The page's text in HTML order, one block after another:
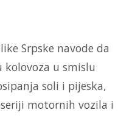
Srpske navode da
u smislu
soli i pijeska,
motornih vozila i